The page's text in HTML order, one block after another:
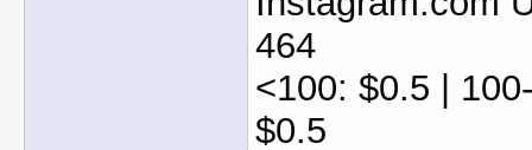
464
<100: $0.5 |
$0.5